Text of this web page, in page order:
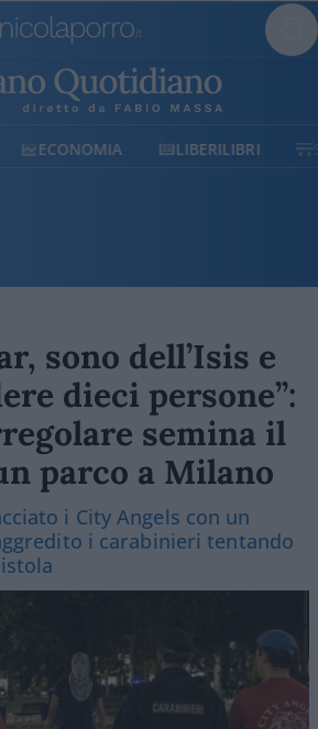
LIBERILIBRI SHOP SOSTIENICI
sono dell’Isis e
dieci persone”:
semina il
parco a Milano
i City Angels con un
i carabinieri tentando